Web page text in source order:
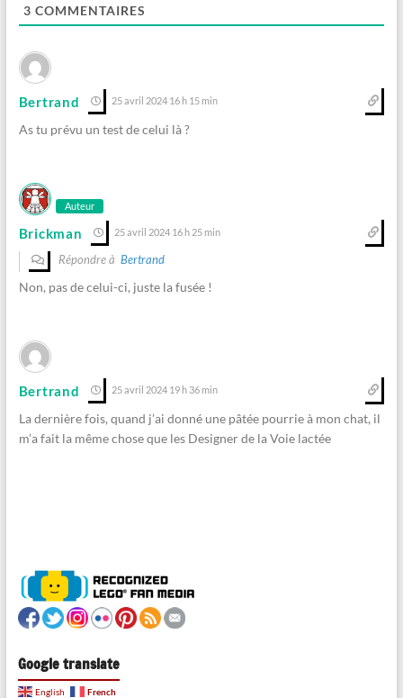
3 COMMENTAIRES
Bertrand 25 avril 2024 16 h 15 min
As tu prévu un test de celui là ?
Auteur
Brickman 25 avril 2024 16 h 25 min
Répondre à Bertrand
Non, pas de celui-ci, juste la fusée !
Bertrand 25 avril 2024 19 h 36 min
La dernière fois, quand j’ai donné une pâtée pourrie à mon chat, il
m’a fait la même chose que les Designer de la Voie lactée
Google translate
English French